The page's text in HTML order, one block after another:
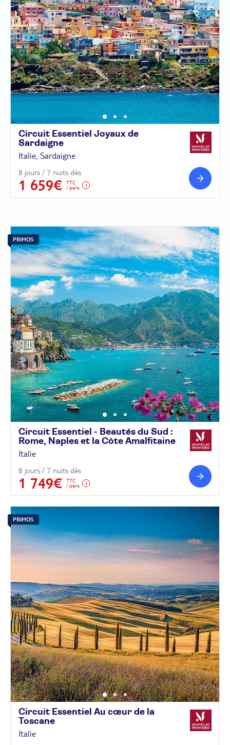
Circuit Essentiel Joyaux de
Sardaigne
Italie, Sardaigne
8 jours / 7 nuits dès
1 659€
TTC
/ pers.
PRIMOS
Circuit Essentiel - Beautés du Sud :
Rome, Naples et la Côte Amalfitaine
Italie
8 jours / 7 nuits dès
1 749€
TTC
/ pers.
PRIMOS
Circuit Essentiel Au cœur de la
Toscane
Italie